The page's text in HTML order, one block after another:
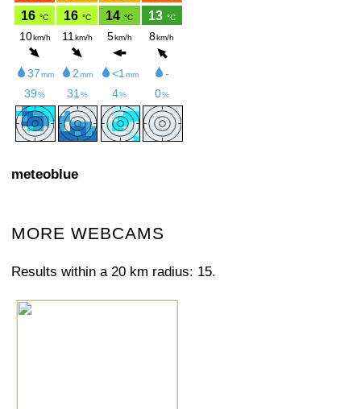
meteoblue
MORE WEBCAMS
Results within a 20 km radius: 15.